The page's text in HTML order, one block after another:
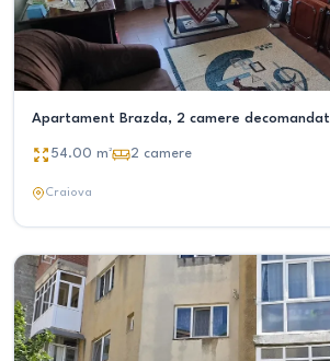
Apartament Brazda, 2 camere
54.00 m² 2 camere
Craiova